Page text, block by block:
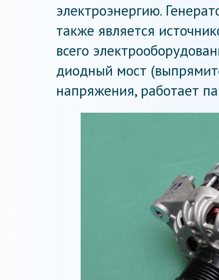
электроэнергию.
также является
всего
диодный мост
напряжения, работает